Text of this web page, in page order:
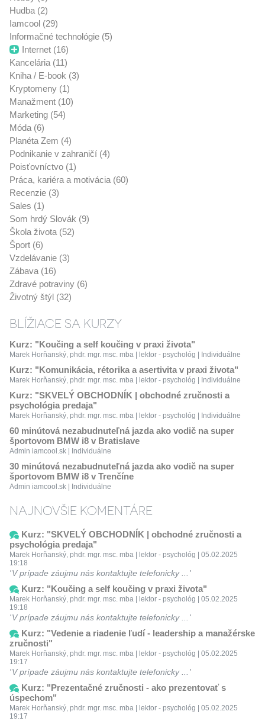
Hudba (2)
Iamcool (29)
Informačné technológie (5)
Internet (16)
Kancelária (11)
Kniha / E-book (3)
Kryptomeny (1)
Manažment (10)
Marketing (54)
Móda (6)
Planéta Zem (4)
Podnikanie v zahraničí (4)
Poisťovníctvo (1)
Práca, kariéra a motivácia (60)
Recenzie (3)
Sales (1)
Som hrdý Slovák (9)
Škola života (52)
Šport (6)
Vzdelávanie (3)
Zábava (16)
Zdravé potraviny (6)
Životný štýl (32)
BLÍŽIACE SA KURZY
Kurz: "Koučing a self koučing v praxi života"
Marek Horňanský, phdr. mgr. msc. mba | lektor - psychológ | Individuálne
Kurz: "Komunikácia, rétorika a asertivita v praxi života"
Marek Horňanský, phdr. mgr. msc. mba | lektor - psychológ | Individuálne
Kurz: "SKVELÝ OBCHODNÍK | obchodné zručnosti a
psychológia predaja"
Marek Horňanský, phdr. mgr. msc. mba | lektor - psychológ | Individuálne
60 minútová nezabudnuteľná jazda ako vodič na super
športovom BMW i8 v Bratislave
Admin iamcool.sk | Individuálne
30 minútová nezabudnuteľná jazda ako vodič na super
športovom BMW i8 v Trenčíne
Admin iamcool.sk | Individuálne
NAJNOVŠIE KOMENTÁRE
Kurz: "SKVELÝ OBCHODNÍK | obchodné zručnosti a
psychológia predaja"
Marek Horňanský, phdr. mgr. msc. mba | lektor - psychológ | 05.02.2025
19:18
V prípade záujmu nás kontaktujte telefonicky ...
Kurz: "Koučing a self koučing v praxi života"
Marek Horňanský, phdr. mgr. msc. mba | lektor - psychológ | 05.02.2025
19:18
V prípade záujmu nás kontaktujte telefonicky ...
Kurz: "Vedenie a riadenie ľudí - leadership a manažérske
zručnosti"
Marek Horňanský, phdr. mgr. msc. mba | lektor - psychológ | 05.02.2025
19:17
V prípade záujmu nás kontaktujte telefonicky ...
Kurz: "Prezentačné zručnosti - ako prezentovať s
úspechom"
Marek Horňanský, phdr. mgr. msc. mba | lektor - psychológ | 05.02.2025
19:17